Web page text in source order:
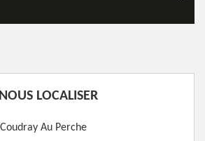
NOUS LOCALISER
Au Perche